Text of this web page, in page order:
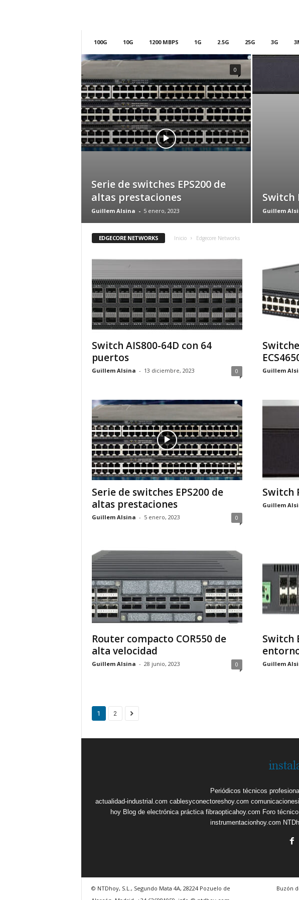
o
c
o
m
100G 10G 1200 MBPS 1G 2.5G 25G 3G
Serie de switches EPS200 de
altas prestaciones
Guillem Alsina - 5 enero, 2023
0
Switch
Guillem
EDGECORE NETWORKS Inicio Edgecore Networks
Switch AIS800-64D con 64
puertos
Guillem Alsina - 13 diciembre, 2023 0 Guillem
Serie de switches EPS200 de
altas prestaciones
Guillem Alsina - 5 enero, 2023 0
Switch
Guillem
Router compacto COR550 de
alta velocidad
Guillem Alsina - 28 junio, 2023 0
Switch
Guillem
1 2
Periódicos técnicos
actualidad-industrial.com cablesyconectoreshoy.com
hoy Blog de electrónica práctica fibraopticahoy.com Foro
instrumentacionhoy.com
Buzón
© NTDhoy, S.L., Segundo Mata 4A, 28224 Pozuelo de